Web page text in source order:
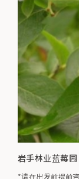
岩手林业蓝莓园